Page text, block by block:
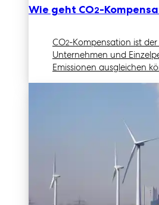
Wie geht CO2-
CO2-Kompensation ist der
Unternehmen und
Emissionen ausgleichen